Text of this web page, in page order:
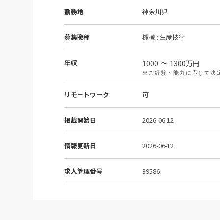
勤務地 神奈川県
募集職種 機械 : 生産技術
年収 1000 〜 1300万円
※ご経験・能力に応じて決
リモートワーク 可
掲載開始日 2026-06-12
情報更新日 2026-06-12
求人管理番号 39586